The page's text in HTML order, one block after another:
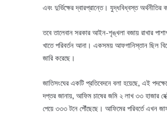
এবং দুর্ভিক্ষের দ্বারপ্রান্তে। যুদ্ধবিধ্বস্ত
তবে তালেবান সরকার আইন-শৃঙ্খলা বজায় রাখার
খাতে পরিবর্তন আনা। একসময় আফগানিস্তান ছিল
জারি করেছে।
জাতিসংঘের একটি প্রতিবেদনে বলা হয়েছে, এই
দপ্তর জানায়, আফিম চাষের জমি ২ লাখ ৩৩ হাজার
পেয়ে ৩৩৩ টনে পৌঁছেছে। আফিমের পরিবর্তে এখন